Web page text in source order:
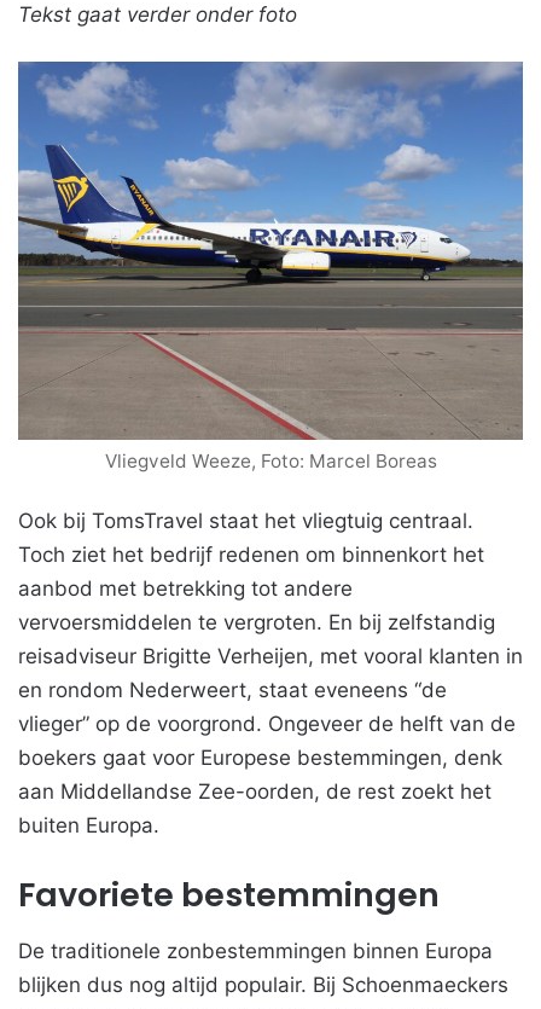
Tekst gaat verder onder foto
Vliegveld Weeze, Foto: Marcel Boreas
Ook bij TomsTravel staat het vliegtuig centraal.
Toch ziet het bedrijf redenen om binnenkort het
aanbod met betrekking tot andere
vervoersmiddelen te vergroten. En bij zelfstandig
reisadviseur Brigitte Verheijen, met vooral klanten in
en rondom Nederweert, staat eveneens “de
vlieger” op de voorgrond. Ongeveer de helft van de
boekers gaat voor Europese bestemmingen, denk
aan Middellandse Zee-oorden, de rest zoekt het
buiten Europa.
Favoriete bestemmingen
De traditionele zonbestemmingen binnen Europa
blijken dus nog altijd populair. Bij Schoenmaeckers